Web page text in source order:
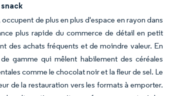
de plus en plus d'espace en rayon dans
plus rapide du commerce de détail en petit
des achats fréquents et de moindre valeur. En
gamme qui mêlent habilement des céréales
comme le chocolat noir et la fleur de sel. Le
de la restauration vers les formats à emporter.